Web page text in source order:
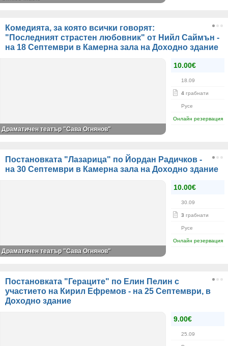
Комедията, за която всички говорят:
"Последният страстен любовник" от Нийл Саймън -
на 18 Септември в Камерна зала на Доходно здание
10.00€
18.09
4 грабнати
Русе
Онлайн резервация
Драматичен театър "Сава Огнянов"
Постановката "Лазарица" по Йордан Радичков -
на 30 Септември в Камерна зала на Доходно здание
10.00€
30.09
3 грабнати
Русе
Онлайн резервация
Драматичен театър "Сава Огнянов"
Постановката "Гераците" по Елин Пелин с
участието на Кирил Ефремов - на 25 Септември, в
Доходно здание
9.00€
25.09